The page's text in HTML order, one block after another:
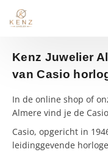
Kenz Juwelier
van Casio
In de online shop of
Almere vind je de
Casio, opgericht in
leidinggevende